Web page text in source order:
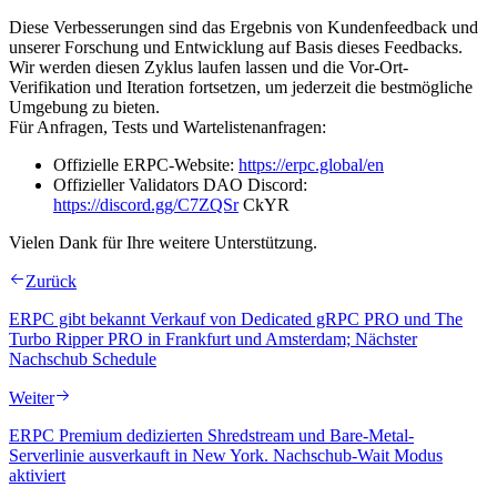
Diese Verbesserungen sind das Ergebnis von Kundenfeedback und
unserer Forschung und Entwicklung auf Basis dieses Feedbacks.
Wir werden diesen Zyklus laufen lassen und die Vor-Ort-
Verifikation und Iteration fortsetzen, um jederzeit die bestmögliche
Umgebung zu bieten.
Für Anfragen, Tests und Wartelistenanfragen:
Offizielle ERPC-Website: https://erpc.global/en
Offizieller Validators DAO Discord:
https://discord.gg/C7ZQSrCkYR
Vielen Dank für Ihre weitere Unterstützung.
Zurück
ERPC gibt bekannt Verkauf von Dedicated gRPC PRO und The
Turbo Ripper PRO in Frankfurt und Amsterdam; Nächster
Nachschub Schedule
Weiter
ERPC Premium dedizierten Shredstream und Bare-Metal-
Serverlinie ausverkauft in New York. Nachschub-Wait Modus
aktiviert